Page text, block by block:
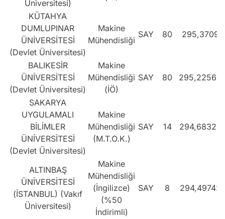
Üniversitesi)
KÜTAHYA
DUMLUPINAR
ÜNİVERSİTESİ
(Devlet Üniversitesi)
Makine
Mühendisliği
SAY 80 295,3709
BALIKESİR
ÜNİVERSİTESİ
(Devlet Üniversitesi)
Makine
Mühendisliği
(İÖ)
SAY 80 295,22568
SAKARYA
UYGULAMALI
BİLİMLER
ÜNİVERSİTESİ
(Devlet Üniversitesi)
Makine
Mühendisliği
(M.T.O.K.)
SAY 14 294,68327
ALTINBAŞ
ÜNİVERSİTESİ
(İSTANBUL) (Vakıf
Üniversitesi)
Makine
Mühendisliği
(İngilizce)
(%50
İndirimli)
SAY 8 294,49742